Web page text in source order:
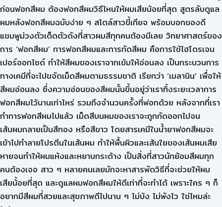
ก่อนฟอกสีผม ต้องฟอกสีผมวิธีไหนให้ผมเสียน้อยที่สุด สูตรลับดูแล
ผมหลังฟอกสีผมฉบับง่าย ๆ สไตล์สาวขี้เกียจ พร้อมบอกของดี
แชมพูม่วงตัวเด็ดตัวดังที่สาวผมสีทุกคนต้องมีเลย วิทยาศาสตร์ของ
การ ‘ฟอกสีผม’ การฟอกสีผมและการกัดสีผม คือการใช้ไฮโดรเจน
เปอร์ออกไซด์ ทำให้สีผมของเราจากเข้มให้อ่อนลง เป็นกระบวนการ
ทางเคมีที่จะไปขจัดเม็ดสีผมตามธรรมชาติ เรียกว่า ‘เมลานิน’ เพื่อให้
สีผมอ่อนลง ซึ่งความอ่อนของสีผมนั้นขึ้นอยู่ว่าเราทิ้งระยะเวลาการ
ฟอกสีผมไว้นานเท่าไหร่ รวมถึงจำนวนครั้งที่ฟอกด้วย หลังจากที่เรา
ทำการฟอกสีผมไปแล้ว เม็ดสีบนผมของเราจะถูกกัดออกไปจน
เส้นผมกลายเป็นสีทอง หรือสีขาว โดยสารเคมีในน้ำยาฟอกสีผมจะ
เข้าไปทำลายโปรตีนในเส้นผม ทำให้พื้นผิวและเส้นใยของเส้นผมเสีย
หายจนทำให้ผมแห้งและหยาบกระด้าง เป็นสิ่งที่สาวนักย้อมสีผมทุก
คนต้องเจอ สาว ๆ หลายคนเลยมักจะหาสารพัดวิธีที่จะช่วยให้ผม
เสียน้้อยที่สุด และดูแลผมฟอกสีผมให้ดีเท่าที่จะทำได้ เพราะใคร ๆ ก็
อยากมีสีผมที่สวยและสุขภาพดีไปนาน ๆ ไม่บ้ง ไม่พังไว ใช่ไหมล่ะ